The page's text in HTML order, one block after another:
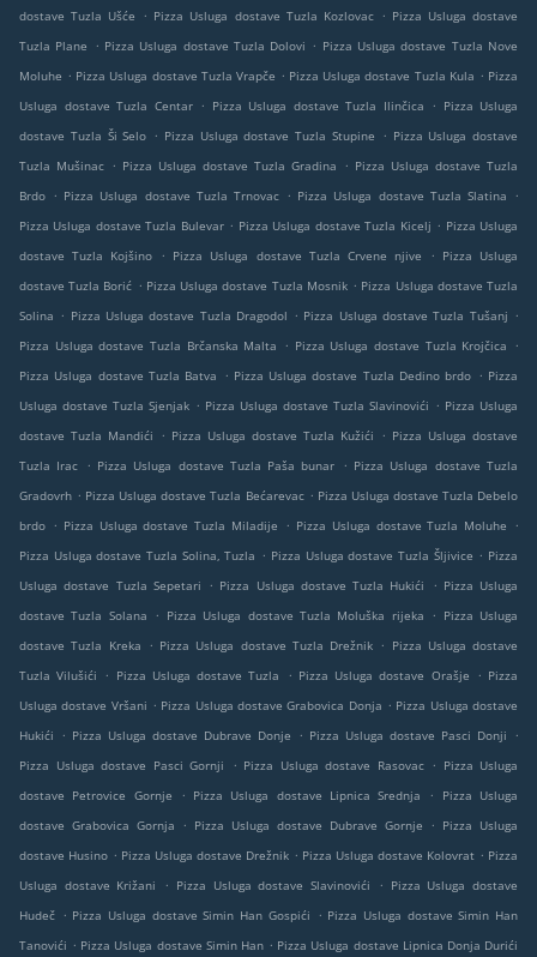
dostave Tuzla Ušće
. Pizza Usluga dostave Tuzla Kozlovac . Pizza Usluga dostave
Tuzla Plane
. Pizza Usluga dostave Tuzla Dolovi . Pizza Usluga dostave Tuzla Nove
Moluhe . Pizza Usluga dostave Tuzla Vrapče . Pizza Usluga dostave Tuzla Kula . Pizza
Usluga dostave Tuzla Centar
. Pizza Usluga dostave Tuzla Ilinčica . Pizza Usluga
dostave Tuzla Ši Selo . Pizza Usluga dostave Tuzla Stupine . Pizza Usluga dostave
Tuzla Mušinac . Pizza Usluga dostave Tuzla Gradina . Pizza Usluga dostave Tuzla
Brdo . Pizza Usluga dostave Tuzla Trnovac . Pizza Usluga dostave Tuzla Slatina
.
Pizza Usluga dostave Tuzla Bulevar . Pizza Usluga dostave Tuzla Kicelj . Pizza Usluga
dostave Tuzla Kojšino
. Pizza Usluga dostave Tuzla Crvene njive . Pizza Usluga
dostave Tuzla Borić . Pizza Usluga dostave Tuzla Mosnik . Pizza Usluga dostave Tuzla
Solina . Pizza Usluga dostave Tuzla Dragodol . Pizza Usluga dostave Tuzla Tušanj .
Pizza Usluga dostave Tuzla Brčanska Malta
. Pizza Usluga dostave Tuzla Krojčica
.
Pizza Usluga dostave Tuzla Batva
. Pizza Usluga dostave Tuzla Dedino brdo . Pizza
Usluga dostave Tuzla Sjenjak . Pizza Usluga dostave Tuzla Slavinovići . Pizza Usluga
dostave Tuzla Mandići
. Pizza Usluga dostave Tuzla Kužići . Pizza Usluga dostave
Tuzla Irac
. Pizza Usluga dostave Tuzla Paša bunar . Pizza Usluga dostave Tuzla
Gradovrh . Pizza Usluga dostave Tuzla Bećarevac . Pizza Usluga dostave Tuzla Debelo
brdo . Pizza Usluga dostave Tuzla Miladije . Pizza Usluga dostave Tuzla Moluhe
.
Pizza Usluga dostave Tuzla Solina, Tuzla . Pizza Usluga dostave Tuzla Šljivice . Pizza
Usluga dostave Tuzla Sepetari
. Pizza Usluga dostave Tuzla Hukići . Pizza Usluga
dostave Tuzla Solana
. Pizza Usluga dostave Tuzla Moluška rijeka . Pizza Usluga
dostave Tuzla Kreka
. Pizza Usluga dostave Tuzla Drežnik . Pizza Usluga dostave
Tuzla Vilušići
. Pizza Usluga dostave Tuzla . Pizza Usluga dostave Orašje . Pizza
Usluga dostave Vršani . Pizza Usluga dostave Grabovica Donja . Pizza Usluga dostave
Hukići
. Pizza Usluga dostave Dubrave Donje . Pizza Usluga dostave Pasci Donji
.
Pizza Usluga dostave Pasci Gornji
. Pizza Usluga dostave Rasovac . Pizza Usluga
dostave Petrovice Gornje
. Pizza Usluga dostave Lipnica Srednja .
Pizza Usluga
dostave Grabovica Gornja
. Pizza Usluga dostave Dubrave Gornje . Pizza Usluga
dostave Husino . Pizza Usluga dostave Drežnik . Pizza Usluga dostave Kolovrat . Pizza
Usluga dostave Križani
. Pizza Usluga dostave Slavinovići . Pizza Usluga dostave
Hudeč . Pizza Usluga dostave Simin Han Gospići . Pizza Usluga dostave Simin Han
Tanovići . Pizza Usluga dostave Simin Han . Pizza Usluga dostave Lipnica Donja Durići